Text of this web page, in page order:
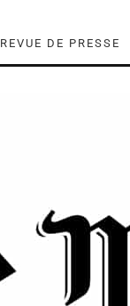
REVUE DE PRESSE